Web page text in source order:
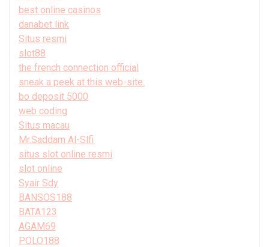
best online casinos
danabet link
Situs resmi
slot88
the french connection official
sneak a peek at this web-site.
bo deposit 5000
web coding
Situs macau
Mr.Saddam Al-Slfi
situs slot online resmi
slot online
Syair Sdy
BANSOS188
BATA123
AGAM69
POLO188